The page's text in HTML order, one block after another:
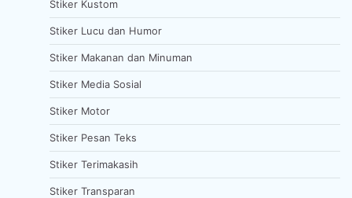
Stiker Kustom
Stiker Lucu dan Humor
Stiker Makanan dan Minuman
Stiker Media Sosial
Stiker Motor
Stiker Pesan Teks
Stiker Terimakasih
Stiker Transparan